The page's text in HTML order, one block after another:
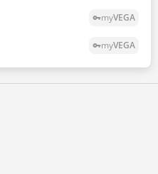
vpn_keymyVEGA
vpn_keymyVEGA